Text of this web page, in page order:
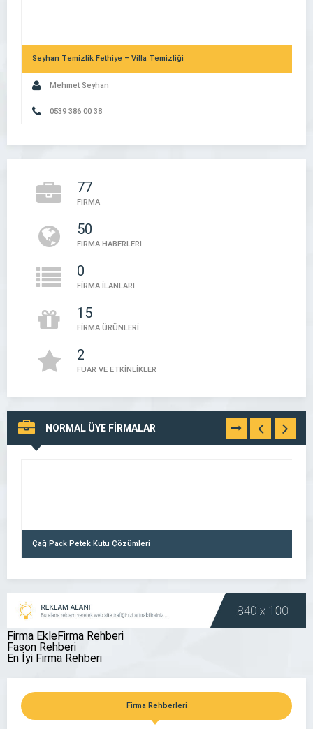
Dijital Kimliğinizi Güçlendirin: Şirket Rehberlerinin Marka
Seyhan Temizlik Fethiye – Villa Temizliği
Mehmet Seyhan
0539 386 00 38
Bu Firma – Firma Rehberi
Bu Firma
05394497888
77
FİRMA
50
FİRMA HABERLERİ
0
FİRMA İLANLARI
15
FİRMA ÜRÜNLERİ
2
FUAR VE ETKİNLİKLER
NORMAL ÜYE FİRMALAR TÜMÜNÜ
GÖR
Çağ Pack Petek Kutu Çözümleri
Çorum Avukat Enes Mantı
Firma EkleFirma Rehberi
Fason Rehberi
En İyi Firma Rehberi
Firma Rehberleri